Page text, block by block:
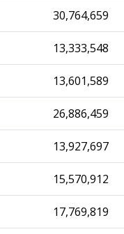
30,764,659
13,333,548
13,601,589
26,886,459
13,927,697
15,570,912
17,769,819